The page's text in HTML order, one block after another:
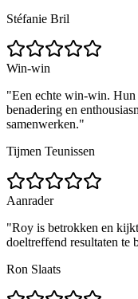
Stéfanie Bril
Win-win
"Een echte win-win. Hun
benadering en
samenwerken."
Tijmen Teunissen
Aanrader
"Roy is betrokken en
doeltreffend resultaten te
Ron Slaats